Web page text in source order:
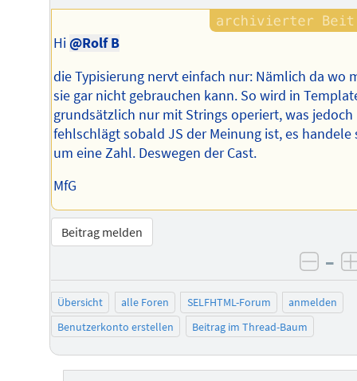
Hi@Rolf B
die Typisierung nervt einfach nur: Nämlich da wo
sie gar nicht gebrauchen kann. So wird in
grundsätzlich nur mit Strings operiert, was jedoch
fehlschlägt sobald JS der Meinung ist, es handele
um eine Zahl. Deswegen der Cast.
MfG
Beitrag melden
–
Übersicht alle Foren SELFHTML-Forum
anmelden
Benutzerkonto erstellen
Beitrag im Thread-Baum